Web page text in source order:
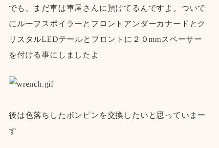
でも、まだ車は車屋さんに預けてるんですよ。ついで
にルーフスポイラーとフロントアンダーカナードとク
リスタルLEDテールとフロントに２０mmスペーサー
を付ける事にしましたよ
後は色落ちしたボンピンを交換したいと思っていまー
す